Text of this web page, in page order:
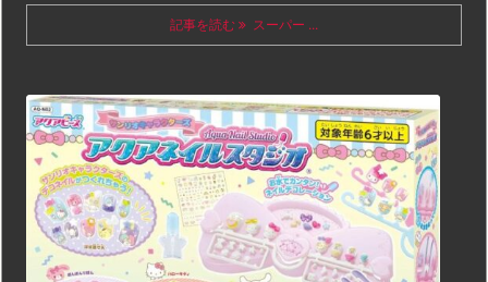
記事を読む スーパー ...